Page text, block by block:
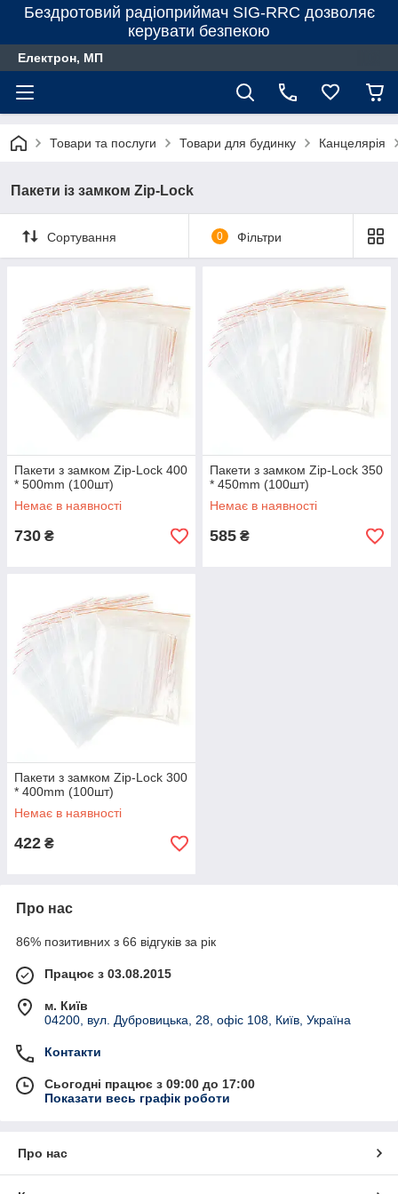
Бездротовий радіоприймач SIG-RRC дозволяє
керувати безпекою
Електрон, МП
Товари та послуги Товари для будинку Канцелярiя
Пакети із замком Zip-Lock
Сортування 0 Фільтри
Пакети з замком Zip-Lock 400
* 500mm (100шт)
Немає в наявності
730 ₴
Пакети з замком Zip-Lock 350
* 450mm (100шт)
Немає в наявності
585 ₴
Пакети з замком Zip-Lock 300
* 400mm (100шт)
Немає в наявності
422 ₴
Про нас
86% позитивних з 66 відгуків за рік
Працює з 03.08.2015
м. Київ
04200, вул. Дубровицька, 28, офіс 108, Київ, Україна
Контакти
Сьогодні працює з 09:00 до 17:00
Показати весь графік роботи
Про нас